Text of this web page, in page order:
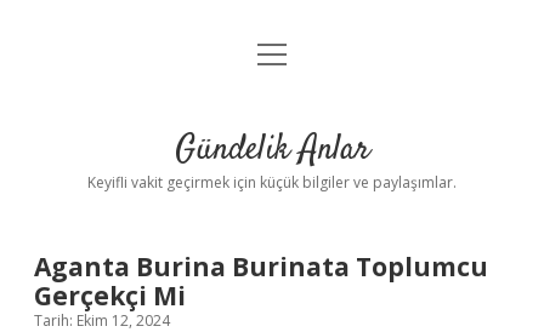
Anasayfa
Yasal Uyarı
menüyü
Gündelik Anlar
Keyifli vakit geçirmek için küçük bilgiler ve paylaşımlar.
Aganta Burina Burinata Toplumcu
Gerçekçi Mi
Tarih: Ekim 12, 2024